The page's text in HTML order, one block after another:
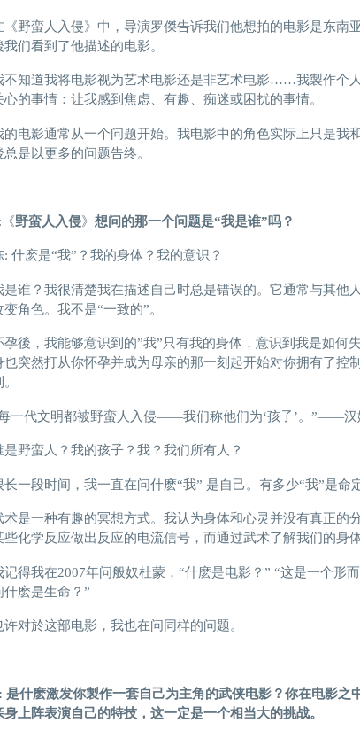
《野蛮人入侵》中，导演罗傑告诉我们他想拍的电影是东南
我们看到了他描述的电影。
不知道我将电影视为艺术电影还是非艺术电影……我製作个
心的事情：让我感到焦虑、有趣、痴迷或困扰的事情。
的电影通常从一个问题开始。我电影中的角色实际上只是我
总是以更多的问题告终。
《野蛮人入侵》 想问的那一个问题是“我是谁”吗？
: 什麽是“我”？我的身体？我的意识？
是谁？我很清楚我在描述自己时总是错误的。它通常与其他
变角色。我不是“一致的”。
孕後，我能够意识到的”我”只有我的身体，意识到我是如何
也突然打从你怀孕并成为母亲的那一刻起开始对你拥有了控
一代文明都被野蛮人入侵——我们称他们为‘孩子’。”——汉
是野蛮人？我的孩子？我？我们所有人？
长一段时间，我一直在问什麽“我” 是自己。有多少“我”是命
术是一种有趣的冥想方式。我认为身体和心灵并没有真正的
些化学反应做出反应的电流信号，而通过武术了解我们的身
记得我在2007年问般奴杜蒙，“什麽是电影？” “这是一个形
什麽是生命？”
许对於这部电影，我也在问同样的问题。
是什麽激发你製作一套自己为主角的武侠电影？你在电影之
身上阵表演自己的特技，这一定是一个相当大的挑战。